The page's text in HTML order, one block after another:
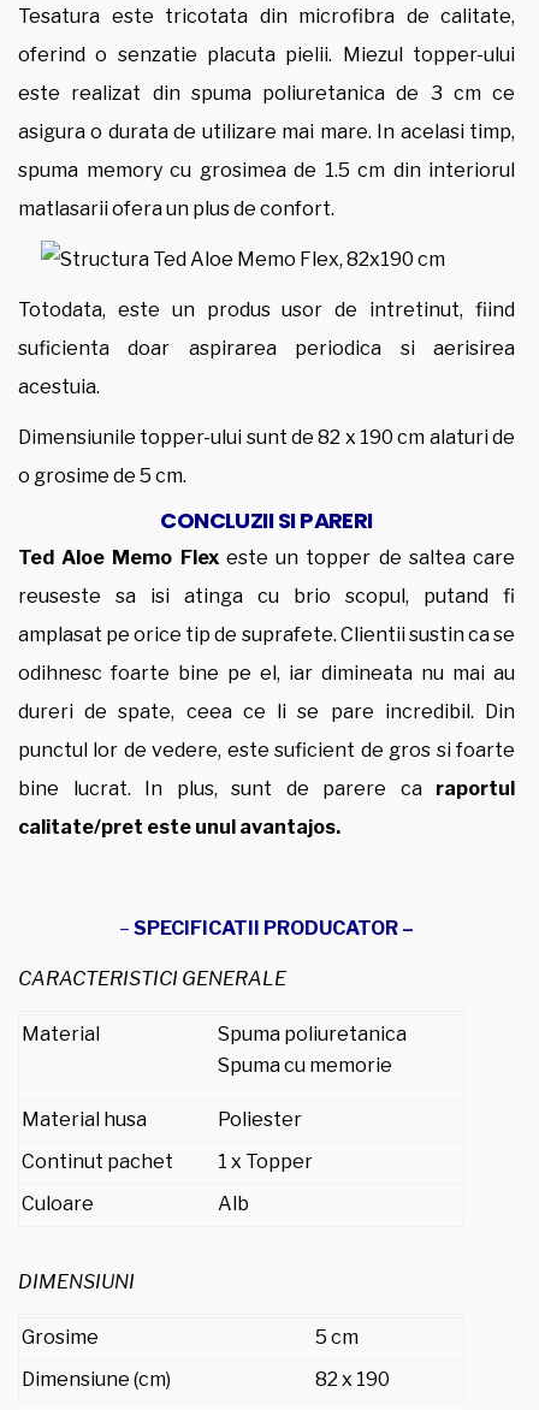
Tesatura este tricotata din microfibra de calitate,
oferind o senzatie placuta pielii. Miezul topper-ului
este realizat din spuma poliuretanica de 3 cm ce
asigura o durata de utilizare mai mare. In acelasi timp,
spuma memory cu grosimea de 1.5 cm din interiorul
matlasarii ofera un plus de confort.
Totodata, este un produs usor de intretinut, fiind
suficienta doar aspirarea periodica si aerisirea
acestuia.
Dimensiunile topper-ului sunt de 82 x 190 cm alaturi de
o grosime de 5 cm.
CONCLUZII SI PARERI
Ted Aloe Memo Flex este un topper de saltea care
reuseste sa isi atinga cu brio scopul, putand fi
amplasat pe orice tip de suprafete. Clientii sustin ca se
odihnesc foarte bine pe el, iar dimineata nu mai au
dureri de spate, ceea ce li se pare incredibil. Din
punctul lor de vedere, este suficient de gros si foarte
bine lucrat. In plus, sunt de parere ca raportul
calitate/pret este unul avantajos.
– SPECIFICATII PRODUCATOR –
CARACTERISTICI GENERALE
Material
Spuma poliuretanica
Spuma cu memorie
Material husa
Poliester
Continut pachet
1 x Topper
Culoare
Alb
DIMENSIUNI
Grosime
5 cm
Dimensiune (cm)
82 x 190